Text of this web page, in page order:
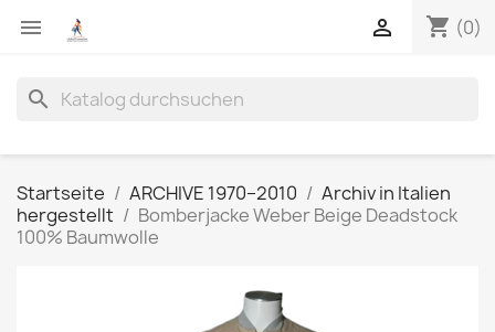
 shopping_cart (0)

search
Startseite ARCHIVE 1970–2010
Archiv in Italien
hergestellt
Bomberjacke Weber Beige Deadstock
100% Baumwolle